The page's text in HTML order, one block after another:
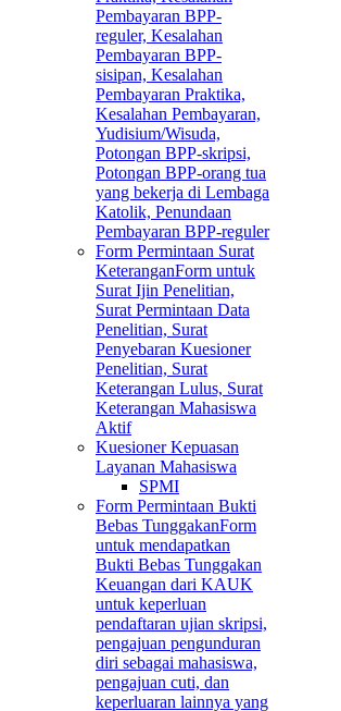
Pembayaran BPP-
reguler, Kesalahan
Pembayaran BPP-
sisipan, Kesalahan
Pembayaran Praktika,
Kesalahan Pembayaran,
Yudisium/Wisuda,
Potongan BPP-skripsi,
Potongan BPP-orang tua
yang bekerja di Lembaga
Katolik, Penundaan
Pembayaran BPP-reguler
Form Permintaan Surat
KeteranganForm untuk
Surat Ijin Penelitian,
Surat Permintaan Data
Penelitian, Surat
Penyebaran Kuesioner
Penelitian, Surat
Keterangan Lulus, Surat
Keterangan Mahasiswa
Aktif
Kuesioner Kepuasan
Layanan Mahasiswa
SPMI
Form Permintaan Bukti
Bebas TunggakanForm
untuk mendapatkan
Bukti Bebas Tunggakan
Keuangan dari KAUK
untuk keperluan
pendaftaran ujian skripsi,
pengajuan pengunduran
diri sebagai mahasiswa,
pengajuan cuti, dan
keperluaran lainnya yang